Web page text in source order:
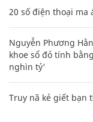
20 số điện thoại ma
Nguyễn Phương
khoe sổ đỏ tính
nghìn tỷ'
Truy nã kẻ giết bạn